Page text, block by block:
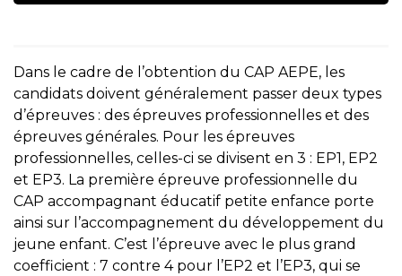
Dans le cadre de l’obtention du CAP AEPE, les
candidats doivent généralement passer deux types
d’épreuves : des épreuves professionnelles et des
épreuves générales. Pour les épreuves
professionnelles, celles-ci se divisent en 3 : EP1, EP2
et EP3. La première épreuve professionnelle du
CAP accompagnant éducatif petite enfance porte
ainsi sur l’accompagnement du développement du
jeune enfant. C’est l’épreuve avec le plus grand
coefficient : 7 contre 4 pour l’EP2 et l’EP3, qui se